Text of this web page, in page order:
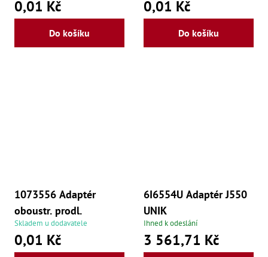
0,01 Kč
Do košíku
0,01 Kč
Do košíku
1073556 Adaptér
oboustr. prodl.
Skladem u dodavatele
0,01 Kč
6I6554U Adaptér J550
UNIK
Ihned k odeslání
3 561,71 Kč